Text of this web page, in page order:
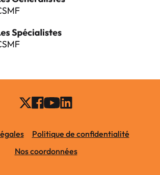
Politique de confidentialité
Nos coordonnées